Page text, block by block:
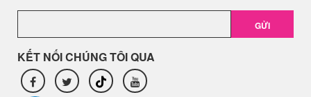
GỬI
KẾT NỐI CHÚNG TÔI QUA